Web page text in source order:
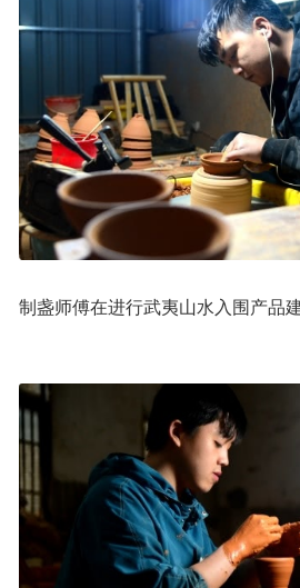
制盏师傅在进行武夷山水入围产品